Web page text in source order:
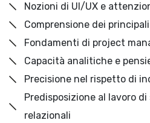
Nozioni di UI/UX e
Comprensione dei
Fondamenti di project
Capacità analitiche e
Precisione nel rispetto di
Predisposizione al lavoro
relazionali